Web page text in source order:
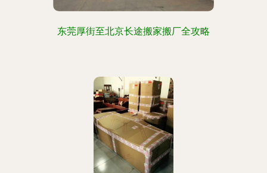
东莞厚街至北京长途搬家搬厂全攻略